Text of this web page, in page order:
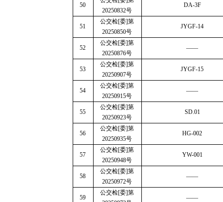
50
20250832号
DA-3F
51
公交检[委]第
20250850号
JYGF-14
52
公交检[委]第
20250876号
——
53
公交检[委]第
20250907号
JYGF-15
54
公交检[委]第
20250915号
——
55
公交检[委]第
20250923号
SD.01
56
公交检[委]第
20250935号
HG-002
57
公交检[委]第
20250948号
YW-001
58
公交检[委]第
20250972号
——
59
公交检[委]第
——